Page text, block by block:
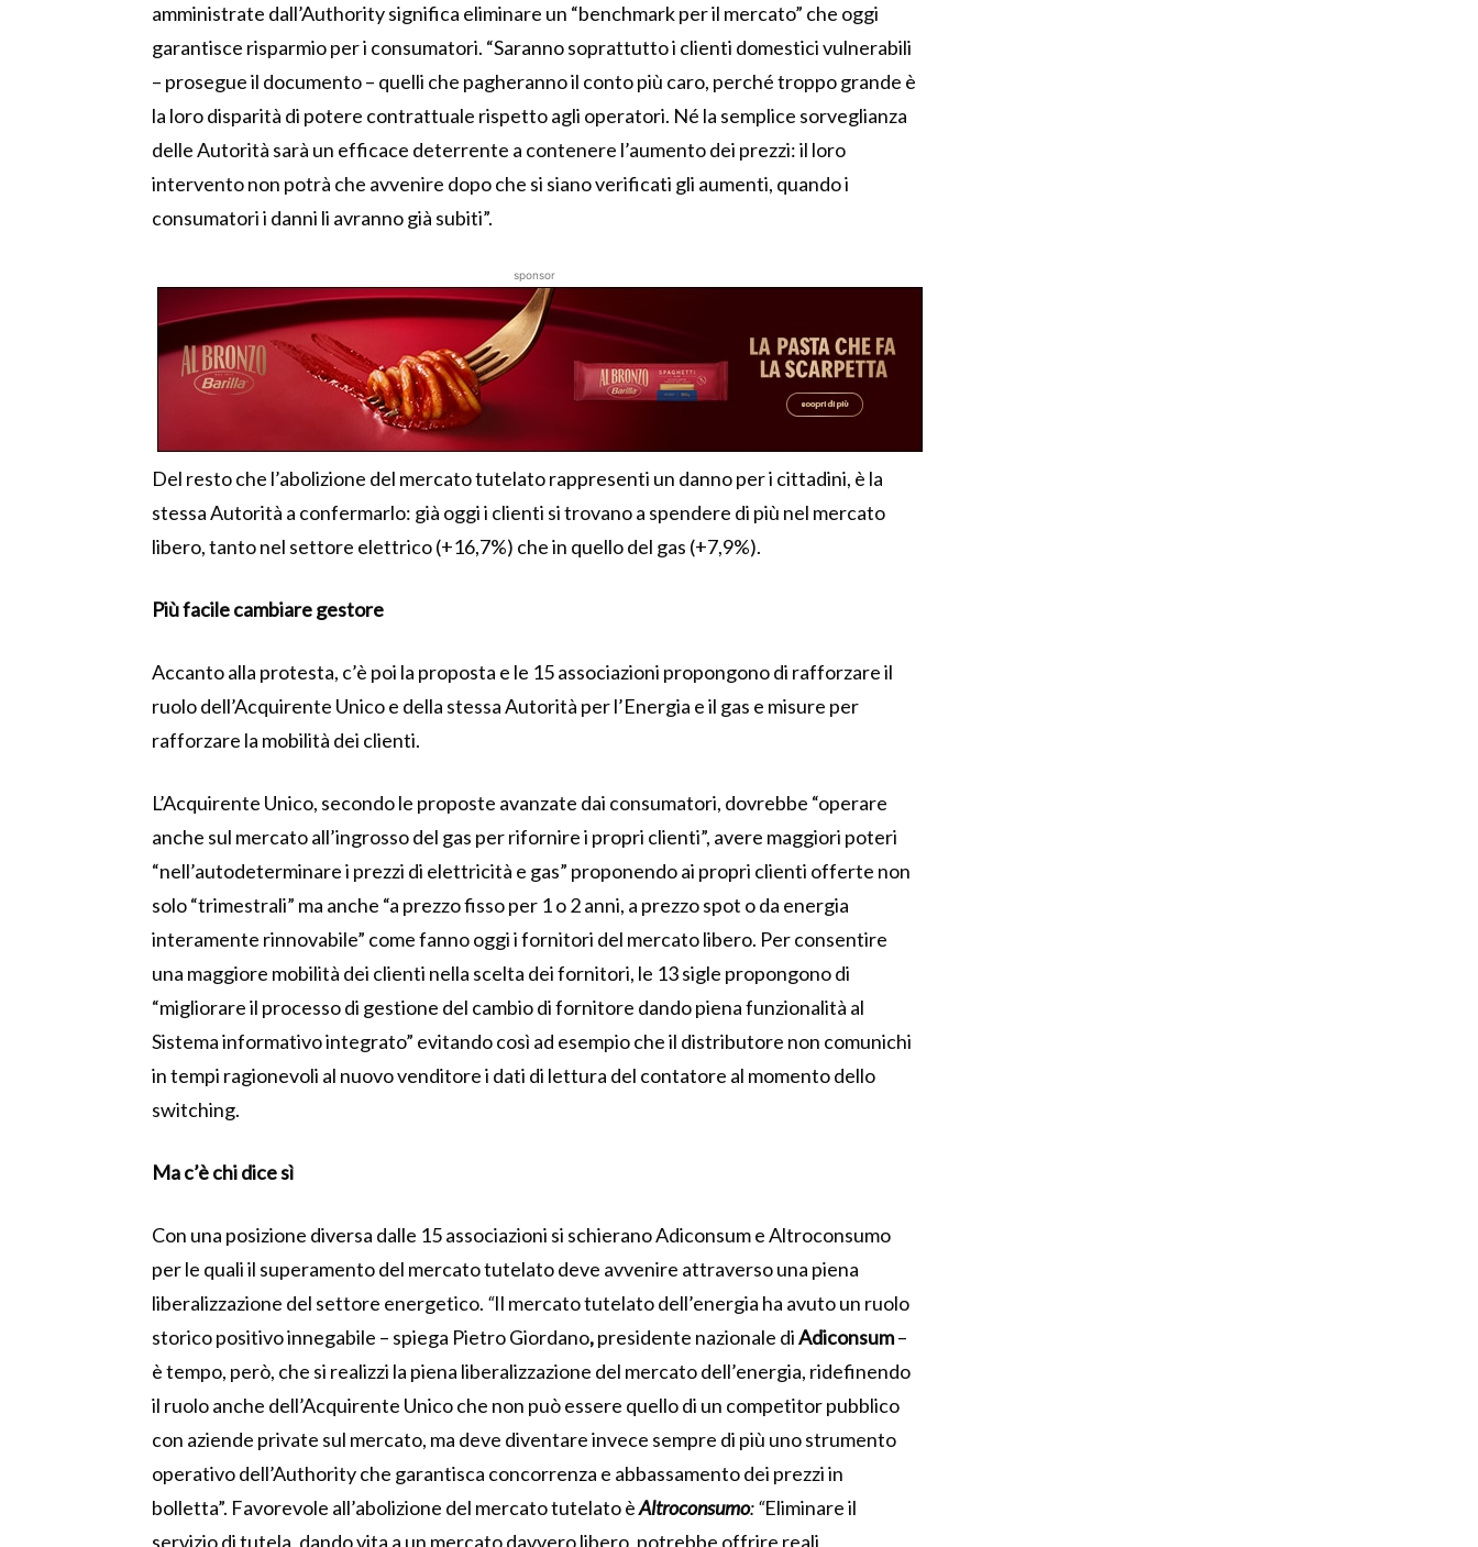
amministrate dall’Authority significa eliminare un “benchmark per il mercato” che oggi
garantisce risparmio per i consumatori. “Saranno soprattutto i clienti domestici vulnerabili
– prosegue il documento – quelli che pagheranno il conto più caro, perché troppo grande è
la loro disparità di potere contrattuale rispetto agli operatori. Né la semplice sorveglianza
delle Autorità sarà un efficace deterrente a contenere l’aumento dei prezzi: il loro
intervento non potrà che avvenire dopo che si siano verificati gli aumenti, quando i
consumatori i danni li avranno già subiti”.
sponsor
Del resto che l’abolizione del mercato tutelato rappresenti un danno per i cittadini, è la
stessa Autorità a confermarlo: già oggi i clienti si trovano a spendere di più nel mercato
libero, tanto nel settore elettrico (+16,7%) che in quello del gas (+7,9%).
Più facile cambiare gestore
Accanto alla protesta, c’è poi la proposta e le 15 associazioni propongono di rafforzare il
ruolo dell’Acquirente Unico e della stessa Autorità per l’Energia e il gas e misure per
rafforzare la mobilità dei clienti.
L’Acquirente Unico, secondo le proposte avanzate dai consumatori, dovrebbe “operare
anche sul mercato all’ingrosso del gas per rifornire i propri clienti”, avere maggiori poteri
“nell’autodeterminare i prezzi di elettricità e gas” proponendo ai propri clienti offerte non
solo “trimestrali” ma anche “a prezzo fisso per 1 o 2 anni, a prezzo spot o da energia
interamente rinnovabile” come fanno oggi i fornitori del mercato libero. Per consentire
una maggiore mobilità dei clienti nella scelta dei fornitori, le 13 sigle propongono di
“migliorare il processo di gestione del cambio di fornitore dando piena funzionalità al
Sistema informativo integrato” evitando così ad esempio che il distributore non comunichi
in tempi ragionevoli al nuovo venditore i dati di lettura del contatore al momento dello
switching.
Ma c’è chi dice sì
Con una posizione diversa dalle 15 associazioni si schierano Adiconsum e Altroconsumo
per le quali il superamento del mercato tutelato deve avvenire attraverso una piena
liberalizzazione del settore energetico. “Il mercato tutelato dell’energia ha avuto un ruolo
storico positivo innegabile – spiega Pietro Giordano,presidente nazionale diAdiconsum–
è tempo, però, che si realizzi la piena liberalizzazione del mercato dell’energia, ridefinendo
il ruolo anche dell’Acquirente Unico che non può essere quello di un competitor pubblico
con aziende private sul mercato, ma deve diventare invece sempre di più uno strumento
operativo dell’Authority che garantisca concorrenza e abbassamento dei prezzi in
bolletta”. Favorevole all’abolizione del mercato tutelato èAltroconsumo: “Eliminare il
servizio di tutela, dando vita a un mercato davvero libero, potrebbe offrire reali